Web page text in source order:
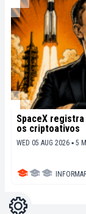
SpaceX
os criptoativos
WED 05 AUG 2026 ▪ 5
Configurações